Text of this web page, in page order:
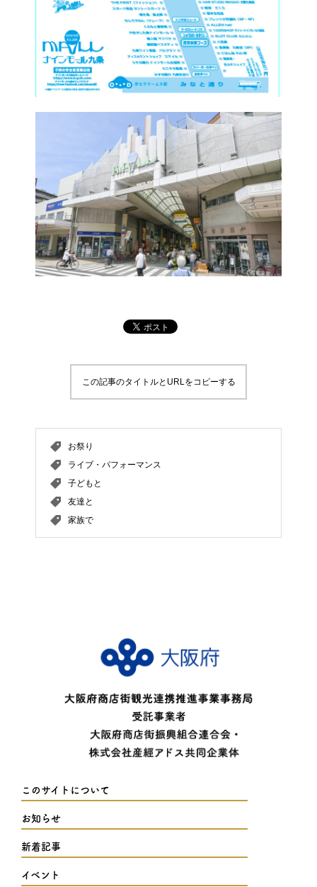
この記事のタイトルとURLをコピーする
お祭り
ライブ・パフォーマンス
子どもと
友達と
家族で
このサイトについて
お知らせ
新着記事
イベント